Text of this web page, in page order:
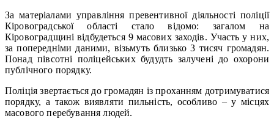
За матеріалами управління превентивної діяльності поліції
Кіровоградської області стало відомо: загалом на
Кіровоградщині відбудеться 9 масових заходів. Участь у них,
за попередніми даними, візьмуть близько 3 тисяч громадян.
Понад півсотні поліцейських будудть залучені до охорони
публічного порядку.
Поліція звертається до громадян із проханням дотримуватися
порядку, а також виявляти пильність, особливо – у місцях
масового перебування людей.